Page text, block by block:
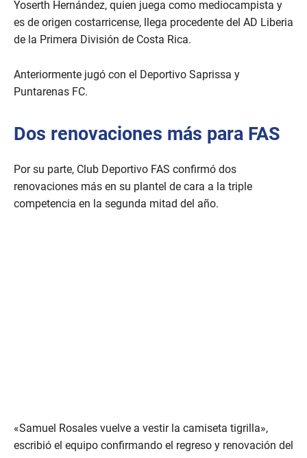
Yoserth Hernández, quien juega como mediocampista y
es de origen costarricense, llega procedente del AD Liberia
de la Primera División de Costa Rica.
Anteriormente jugó con el Deportivo Saprissa y
Puntarenas FC.
Dos renovaciones más para FAS
Por su parte, Club Deportivo FAS confirmó dos
renovaciones más en su plantel de cara a la triple
competencia en la segunda mitad del año.
«Samuel Rosales vuelve a vestir la camiseta tigrilla»,
escribió el equipo confirmando el regreso y renovación del